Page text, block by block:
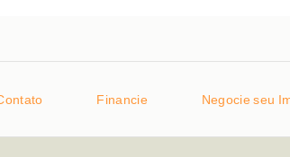
Financie Negocie seu